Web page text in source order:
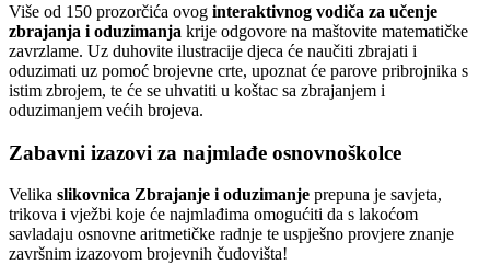
Više od 150 prozorčića ovog interaktivnog vodiča za učenje
zbrajanja i oduzimanja krije odgovore na maštovite matematičke
zavrzlame. Uz duhovite ilustracije djeca će naučiti zbrajati i
oduzimati uz pomoć brojevne crte, upoznat će parove pribrojnika s
istim zbrojem, te će se uhvatiti u koštac sa zbrajanjem i
oduzimanjem većih brojeva.
Zabavni izazovi za najmlađe osnovnoškolce
Velika slikovnica Zbrajanje i oduzimanje prepuna je savjeta,
trikova i vježbi koje će najmlađima omogućiti da s lakoćom
savladaju osnovne aritmetičke radnje te uspješno provjere znanje
završnim izazovom brojevnih čudovišta!